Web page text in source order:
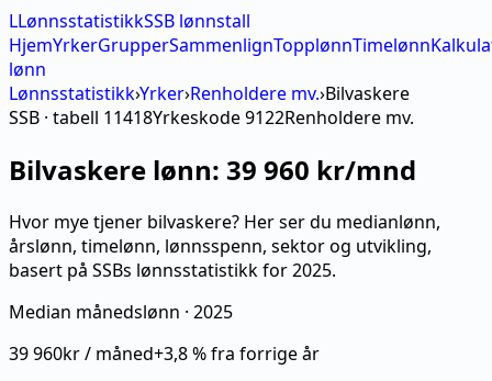
LLønnsstatistikkSSB lønnstall
HjemYrkerGrupperSammenlignTopplønnTimelønn
lønn
Lønnsstatistikk›Yrker›Renholdere mv.›Bilvaskere
SSB · tabell 11418Yrkeskode9122Renholdere mv.
Bilvaskere lønn: 39 960 kr/mnd
Hvor mye tjener bilvaskere? Her ser du medianlønn,
årslønn, timelønn, lønnsspenn, sektor og utvikling,
basert på SSBs lønnsstatistikk for 2025.
Median månedslønn · 2025
39 960kr / måned+3,8% fra forrige år